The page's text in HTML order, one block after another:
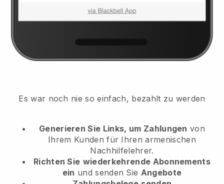
Es war noch nie so einfach, bezahlt zu werden
Generieren Sie Links, um Zahlungen von
Ihrem Kundenfür Ihren armenischen
Nachhilfelehrer.
Richten Sie wiederkehrende Abonnements
ein und senden Sie Angebote